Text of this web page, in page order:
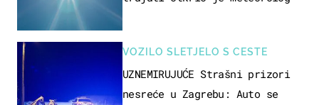
VOZILO SLETJELO S CESTE
UZNEMIRUJUĆE Strašni prizori
nesreće u Zagrebu: Auto se